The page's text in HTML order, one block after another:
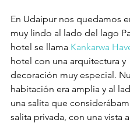
En Udaipur nos quedamos
muy lindo al lado del lago
hotel se llama Kankarwa
hotel con una arquitectura y
decoración muy especial.
habitación era amplia y al
una salita que
salita privada, con una vista